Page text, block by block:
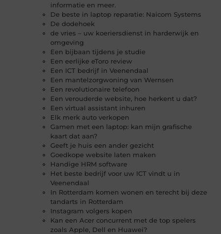
informatie en meer.
De beste in laptop reparatie: Naicom Systems
De dodehoek
de vries – uw koeriersdienst in harderwijk en
omgeving
Een bijbaan tijdens je studie
Een eerlijke eToro review
Een ICT bedrijf in Veenendaal
Een mantelzorgwoning van Wernsen
Een revolutionaire telefoon
Een verouderde website, hoe herkent u dat?
Een virtual assistant inhuren
Elk merk auto verkopen
Gamen met een laptop: kan mijn grafische
kaart dat aan?
Geeft je huis een ander gezicht
Goedkope website laten maken
Handige HRM software
Het beste bedrijf voor uw ICT vindt u in
Veenendaal
In Rotterdam komen wonen en terecht bij deze
tandarts in Rotterdam
Instagram volgers kopen
Kan een Acer concurrent met de top spelers
zoals Apple, Dell en Huawei?